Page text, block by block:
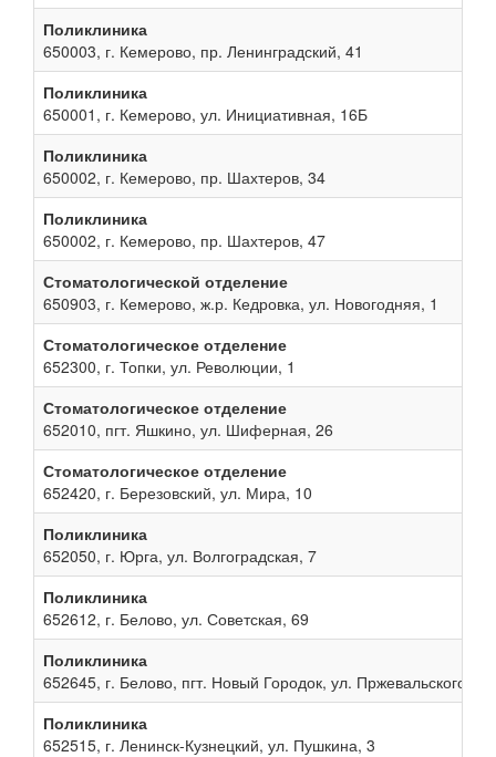
Поликлиника
650003, г. Кемерово, пр. Ленинградский, 41
Поликлиника
650001, г. Кемерово, ул. Инициативная, 16Б
Поликлиника
650002, г. Кемерово, пр. Шахтеров, 34
Поликлиника
650002, г. Кемерово, пр. Шахтеров, 47
Стоматологической отделение
650903, г. Кемерово, ж.р. Кедровка, ул. Новогодняя, 1
Стоматологическое отделение
652300, г. Топки, ул. Революции, 1
Стоматологическое отделение
652010, пгт. Яшкино, ул. Шиферная, 26
Стоматологическое отделение
652420, г. Березовский, ул. Мира, 10
Поликлиника
652050, г. Юрга, ул. Волгоградская, 7
Поликлиника
652612, г. Белово, ул. Советская, 69
Поликлиника
652645, г. Белово, пгт. Новый Городок, ул. Пржевальского, 13
Поликлиника
652515, г. Ленинск-Кузнецкий, ул. Пушкина, 3